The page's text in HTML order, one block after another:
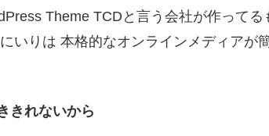
Theme TCDと言う会社が作って
いりは 本格的なオンラインメディアが
きれないから